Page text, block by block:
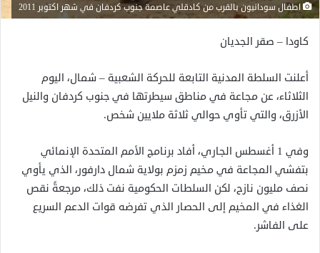
اطفال سودانيون بالقرب من كادقلي عاصمة جنوب كردفان في شهر اكتوبر 2011
كاودا – صقر الجديان
أعلنت السلطة المدنية التابعة للحركة الشعبية – شمال، اليوم
الثلاثاء، عن مجاعة في مناطق سيطرتها في جنوب كردفان والنيل
الأزرق، والتي تأوي حوالي ثلاثة ملايين شخص.
وفي 1 أغسطس الجاري، أفاد برنامج الأمم المتحدة الإنمائي
بتفشي المجاعة في مخيم زمزم بولاية شمال دارفور، الذي يأوي
نصف مليون نازح، لكن السلطات الحكومية نفت ذلك، مرجعةً نقص
الغذاء في المخيم إلى الحصار الذي تفرضه قوات الدعم السريع
على الفاشر.